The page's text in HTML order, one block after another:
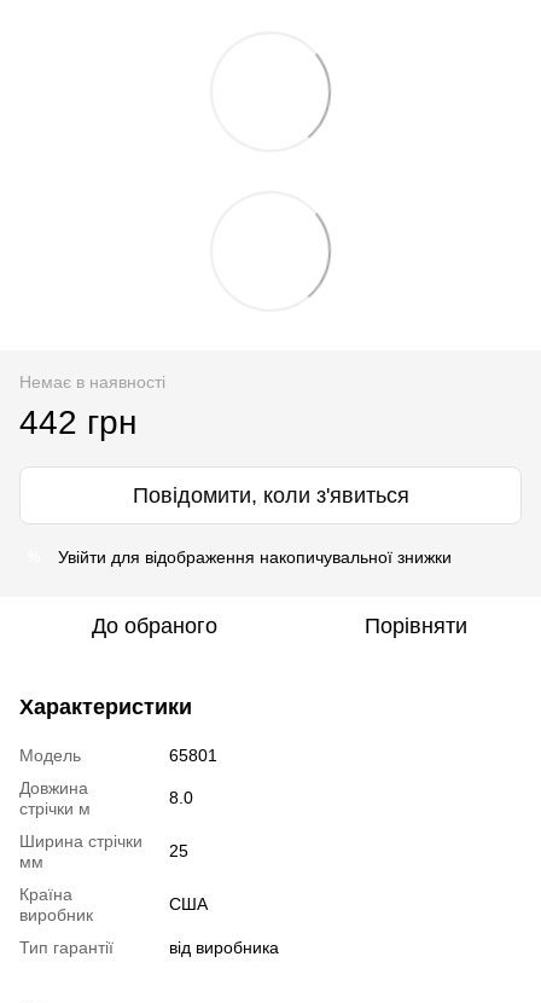
Немає в наявності
442 грн
Повідомити, коли з'явиться
Увійти для відображення накопичувальної знижки
До обраного Порівняти
Характеристики
Модель
65801
Довжина
стрічки м
8.0
Ширина стрічки
мм
25
Країна
виробник
США
Тип гарантії від виробника